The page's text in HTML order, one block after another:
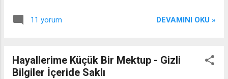
kendinize göre bir film bulmanız gerekiyor ki
şeyler olduklarını, neden bu kadar sevildiklerini
sevmeyen, umursamayan ve ezberlemekten
nefret eden bir kişi olarak bunları sizlere
11 yorum DEVAMINI OKU »
Hayallerime Küçük Bir Mektup - Gizli
Bilgiler İçeride Saklı